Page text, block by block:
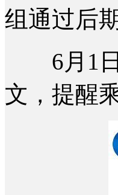
组通过后
6月1日
文，提醒